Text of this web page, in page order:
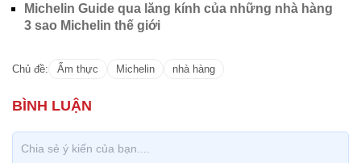
Michelin Guide qua lăng kính của những nhà hàng
3 sao Michelin thế giới
Chủ đề: Ẩm thực Michelin nhà hàng